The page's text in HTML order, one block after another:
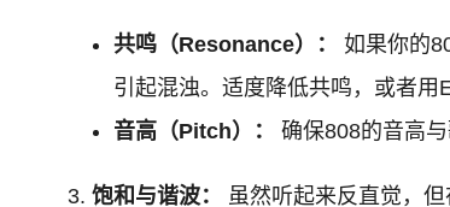
共鸣（Resonance）：
如果你的
引起混浊。适度降低共鸣，或者用
音高（Pitch）：
确保808的音高
饱和与谐波：
虽然听起来反直觉，